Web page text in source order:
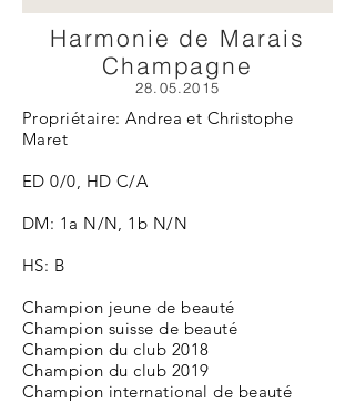
Harmonie de Marais
Champagne
28.05.2015
Propriétaire: Andrea et Christophe
Maret
ED 0/0, HD C/A
DM: 1a N/N, 1b N/N
HS: B
Champion jeune de beauté
Champion suisse de beauté
Champion du club 2018
Champion du club 2019
Champion international de beauté